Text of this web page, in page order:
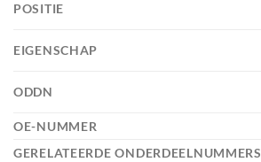
POSITIE
EIGENSCHAP
ODDN
OE-NUMMER
GERELATEERDE ONDERDEELNUMMERS